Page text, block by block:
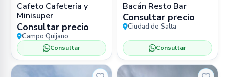
Cafeto Cafetería y
Minisuper
Consultar precio
Campo Quijano
Consultar
Bacán Resto Bar
Consultar precio
Ciudad de Salta
Consultar